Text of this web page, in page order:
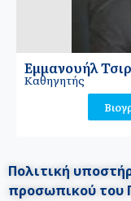
Εμμανουήλ
Καθηγητής
Πολιτική
προσωπικού του